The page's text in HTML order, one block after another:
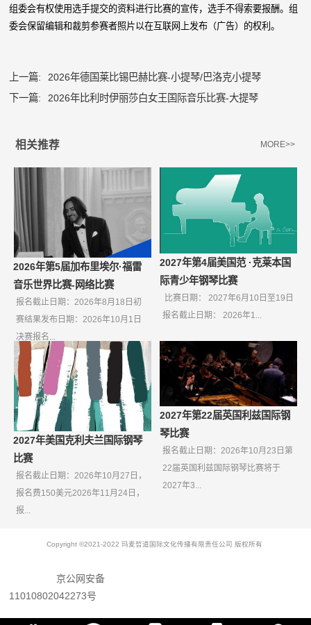
组委会有权使用选手提交的资料进行比赛的宣传，选手不得索要报酬。组
委会保留编辑和裁剪参赛者照片以在互联网上发布（广告）的权利。
上一篇:
2026年德国莱比锡巴赫比赛-小提琴/巴洛克小提琴
下一篇:
2026年比利时伊丽莎白女王国际音乐比赛-大提琴
相关推荐 MORE>>
2026年第5届加布里埃尔·福雷
音乐世界比赛-网络比赛
报名截止日期：2026年8月18日初
赛结果发布日期：2026年10月1日
决赛报名...
2027年第4届美国范 ·克莱本国
际青少年钢琴比赛
比赛日期： 2027年6月10日至19日
报名截止日期： 2026年1...
2027年美国克利夫兰国际钢琴
比赛
报名截止日期：2026年10月27日，
报名费150美元2026年11月24日，
报...
2027年第22届英国利兹国际钢
琴比赛
报名截止日期：2026年10月23日第
22届英国利兹国际钢琴比赛将于
2027年3...
Copyright ©2021-2022 玛麦哲道国际文化传播有限责任公司 版权所有
京公网安备
11010802042273号